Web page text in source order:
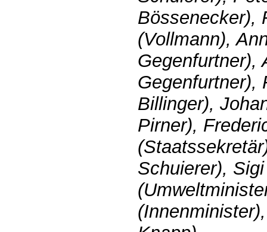
Bössenecker),
(Vollmann),
Gegenfurtner),
Gegenfurtner),
Billinger),
Pirner),
Schuierer),